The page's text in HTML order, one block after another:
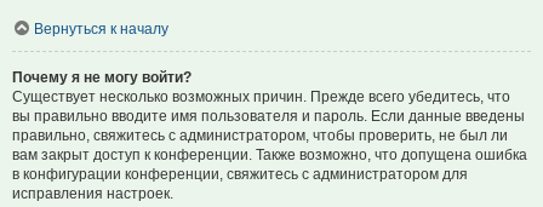
Вернуться к началу
Почему я не могу войти?
Существует несколько возможных причин. Прежде всего убедитесь, что
вы правильно вводите имя пользователя и пароль. Если данные введены
правильно, свяжитесь с администратором, чтобы проверить, не был ли
вам закрыт доступ к конференции. Также возможно, что допущена ошибка
в конфигурации конференции, свяжитесь с администратором для
исправления настроек.